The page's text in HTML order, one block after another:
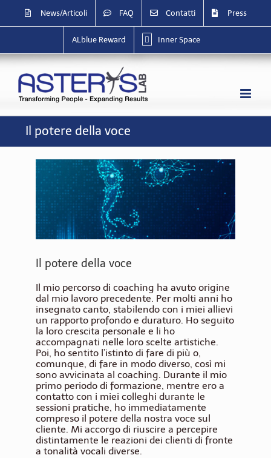
contenuto
News/Articoli FAQ Contatti Press
ALblue Reward Inner Space
Il potere della voce
Il potere della voce
Il mio percorso di coaching ha avuto origine
dal mio lavoro precedente. Per molti anni ho
insegnato canto, stabilendo con i miei allievi
un rapporto profondo e duraturo. Ho seguito
la loro crescita personale e li ho
accompagnati nelle loro scelte artistiche.
Poi, ho sentito l’istinto di fare di più o,
comunque, di fare in modo diverso, così mi
sono avvicinata al coaching. Durante il mio
primo periodo di formazione, mentre ero a
contatto con i miei colleghi durante le
sessioni pratiche, ho immediatamente
compreso il potere della nostra voce sul
cliente. Mi accorgo di riuscire a percepire
distintamente le reazioni dei clienti di fronte
a tonalità vocali diverse.